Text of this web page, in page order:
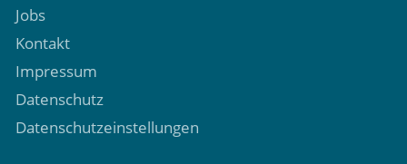
Jobs
Kontakt
Impressum
Datenschutz
Datenschutzeinstellungen